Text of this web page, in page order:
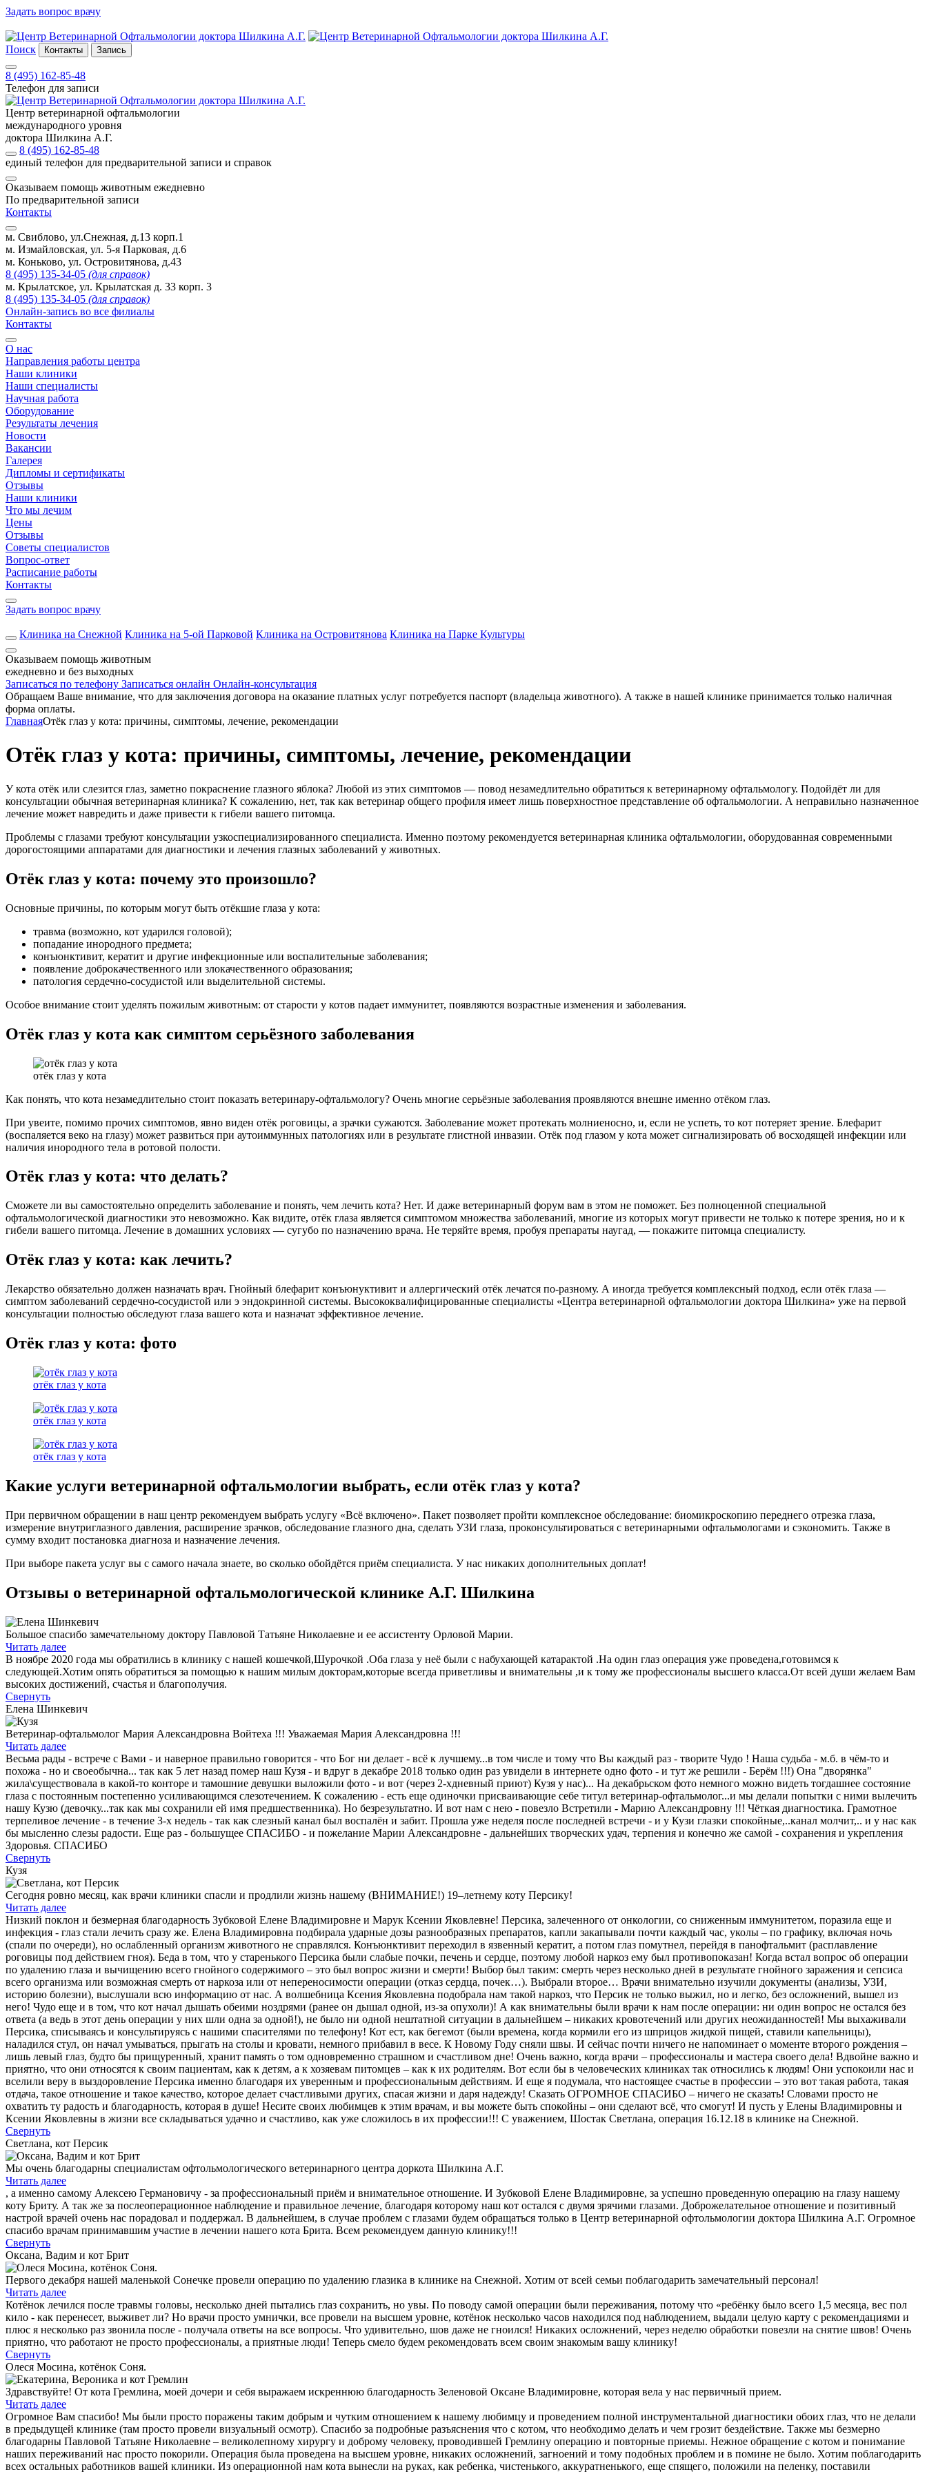
Задать вопрос врачу
Поиск Контакты Запись
8 (495) 162-85-48
Телефон для записи
Центр ветеринарной офтальмологии
международного уровня
доктора Шилкина А.Г.
8 (495) 162-85-48
единый телефон для предварительной записи и справок
Оказываем помощь животным ежедневно
По предварительной записи
Контакты
м. Свиблово, ул.Снежная, д.13 корп.1
м. Измайловская, ул. 5-я Парковая, д.6
м. Коньково, ул. Островитянова, д.43
8 (495) 135-34-05 (для справок)
м. Крылатское, ул. Крылатская д. 33 корп. 3
8 (495) 135-34-05 (для справок)
Онлайн-запись во все филиалы
Контакты
О нас
Направления работы центра
Наши клиники
Наши специалисты
Научная работа
Оборудование
Результаты лечения
Новости
Вакансии
Галерея
Дипломы и сертификаты
Отзывы
Наши клиники
Что мы лечим
Цены
Отзывы
Советы специалистов
Вопрос-ответ
Расписание работы
Контакты
Задать вопрос врачу
Клиника на Снежной Клиника на 5-ой Парковой Клиника на Островитянова Клиника на Парке Культуры
Оказываем помощь животным
ежедневно и без выходных
Записаться по телефону Записаться онлайн Онлайн-консультация
Обращаем Ваше внимание, что для заключения договора на оказание платных услуг потребуется паспорт (владельца животного). А также в нашей клинике принимается только наличная
форма оплаты.
ГлавнаяОтёк глаз у кота: причины, симптомы, лечение, рекомендации
Отёк глаз у кота: причины, симптомы, лечение, рекомендации
У кота отёк или слезится глаз, заметно покраснение глазного яблока? Любой из этих симптомов — повод незамедлительно обратиться к ветеринарному офтальмологу. Подойдёт ли для
консультации обычная ветеринарная клиника? К сожалению, нет, так как ветеринар общего профиля имеет лишь поверхностное представление об офтальмологии. А неправильно назначенное
лечение может навредить и даже привести к гибели вашего питомца.
Проблемы с глазами требуют консультации узкоспециализированного специалиста. Именно поэтому рекомендуется ветеринарная клиника офтальмологии, оборудованная современными
дорогостоящими аппаратами для диагностики и лечения глазных заболеваний у животных.
Отёк глаз у кота: почему это произошло?
Основные причины, по которым могут быть отёкшие глаза у кота:
травма (возможно, кот ударился головой);
попадание инородного предмета;
конъюнктивит, кератит и другие инфекционные или воспалительные заболевания;
появление доброкачественного или злокачественного образования;
патология сердечно-сосудистой или выделительной системы.
Особое внимание стоит уделять пожилым животным: от старости у котов падает иммунитет, появляются возрастные изменения и заболевания.
Отёк глаз у кота как симптом серьёзного заболевания
отёк глаз у кота
Как понять, что кота незамедлительно стоит показать ветеринару-офтальмологу? Очень многие серьёзные заболевания проявляются внешне именно отёком глаз.
При увеите, помимо прочих симптомов, явно виден отёк роговицы, а зрачки сужаются. Заболевание может протекать молниеносно, и, если не успеть, то кот потеряет зрение. Блефарит
(воспаляется веко на глазу) может развиться при аутоиммунных патологиях или в результате глистной инвазии. Отёк под глазом у кота может сигнализировать об восходящей инфекции или
наличия инородного тела в ротовой полости.
Отёк глаз у кота: что делать?
Сможете ли вы самостоятельно определить заболевание и понять, чем лечить кота? Нет. И даже ветеринарный форум вам в этом не поможет. Без полноценной специальной
офтальмологической диагностики это невозможно. Как видите, отёк глаза является симптомом множества заболеваний, многие из которых могут привести не только к потере зрения, но и к
гибели вашего питомца. Лечение в домашних условиях — сугубо по назначению врача. Не теряйте время, пробуя препараты наугад, — покажите питомца специалисту.
Отёк глаз у кота: как лечить?
Лекарство обязательно должен назначать врач. Гнойный блефарит конъюнуктивит и аллергический отёк лечатся по-разному. А иногда требуется комплексный подход, если отёк глаза —
симптом заболеваний сердечно-сосудистой или э эндокринной системы. Высококвалифицированные специалисты «Центра ветеринарной офтальмологии доктора Шилкина» уже на первой
консультации полностью обследуют глаза вашего кота и назначат эффективное лечение.
Отёк глаз у кота: фото
отёк глаз у кота
отёк глаз у кота
отёк глаз у кота
Какие услуги ветеринарной офтальмологии выбрать, если отёк глаз у кота?
При первичном обращении в наш центр рекомендуем выбрать услугу «Всё включено». Пакет позволяет пройти комплексное обследование: биомикроскопию переднего отрезка глаза,
измерение внутриглазного давления, расширение зрачков, обследование глазного дна, сделать УЗИ глаза, проконсультироваться с ветеринарными офтальмологами и сэкономить. Также в
сумму входит постановка диагноза и назначение лечения.
При выборе пакета услуг вы с самого начала знаете, во сколько обойдётся приём специалиста. У нас никаких дополнительных доплат!
Отзывы о ветеринарной офтальмологической клинике А.Г. Шилкина
Большое спасибо замечательному доктору Павловой Татьяне Николаевне и ее ассистенту Орловой Марии.
Читать далее
В ноябре 2020 года мы обратились в клинику с нашей кошечкой,Шурочкой .Оба глаза у неё были с набухающей катарактой .На один глаз операция уже проведена,готовимся к
следующей.Хотим опять обратиться за помощью к нашим милым докторам,которые всегда приветливы и внимательны ,и к тому же профессионалы высшего класса.От всей души желаем Вам
высоких достижений, счастья и благополучия.
Свернуть
Елена Шинкевич
Ветеринар-офтальмолог Мария Александровна Войтеха !!! Уважаемая Мария Александровна !!!
Читать далее
Весьма рады - встрече с Вами - и наверное правильно говорится - что Бог ни делает - всё к лучшему...в том числе и тому что Вы каждый раз - творите Чудо ! Наша судьба - м.б. в чём-то и
похожа - но и своеобычна... так как 5 лет назад помер наш Кузя - и вдруг в декабре 2018 только один раз увидели в интернете одно фото - и тут же решили - Берём !!!) Она "дворянка"
жила\существовала в какой-то конторе и тамошние девушки выложили фото - и вот (через 2-хдневный приют) Кузя у нас)... На декабрьском фото немного можно видеть тогдашнее состояние
глаза с постоянным постепенно усиливающимся слезотечением. К сожалению - есть еще одиночки присваивающие себе титул ветеринар-офтальмолог...и мы делали попытки с ними вылечить
нашу Кузю (девочку...так как мы сохранили ей имя предшественника). Но безрезультатно. И вот нам с нею - повезло Встретили - Марию Александровну !!! Чёткая диагностика. Грамотное
терпеливое лечение - в течение 3-х недель - так как слезный канал был воспалён и забит. Прошла уже неделя после последней встречи - и у Кузи глазки спокойные,..канал молчит,.. и у нас как
бы мысленно слезы радости. Еще раз - большущее СПАСИБО - и пожелание Марии Александровне - дальнейших творческих удач, терпения и конечно же самой - сохранения и укрепления
Здоровья. СПАСИБО
Свернуть
Кузя
Сегодня ровно месяц, как врачи клиники спасли и продлили жизнь нашему (ВНИМАНИЕ!) 19–летнему коту Персику!
Читать далее
Низкий поклон и безмерная благодарность Зубковой Елене Владимировне и Марук Ксении Яковлевне! Персика, залеченного от онкологии, со сниженным иммунитетом, поразила еще и
инфекция - глаз стали лечить сразу же. Елена Владимировна подбирала ударные дозы разнообразных препаратов, капли закапывали почти каждый час, уколы – по графику, включая ночь
(спали по очереди), но ослабленный организм животного не справлялся. Конъюнктивит переходил в язвенный кератит, а потом глаз помутнел, перейдя в панофтальмит (расплавление
роговицы под действием гноя). Беда в том, что у старенького Персика были слабые почки, печень и сердце, поэтому любой наркоз ему был противопоказан! Когда встал вопрос об операции
по удалению глаза и вычищению всего гнойного содержимого – это был вопрос жизни и смерти! Выбор был таким: смерть через несколько дней в результате гнойного заражения и сепсиса
всего организма или возможная смерть от наркоза или от непереносимости операции (отказ сердца, почек…). Выбрали второе… Врачи внимательно изучили документы (анализы, УЗИ,
историю болезни), выслушали всю информацию от нас. А волшебница Ксения Яковлевна подобрала нам такой наркоз, что Персик не только выжил, но и легко, без осложнений, вышел из
него! Чудо еще и в том, что кот начал дышать обеими ноздрями (ранее он дышал одной, из-за опухоли)! А как внимательны были врачи к нам после операции: ни один вопрос не остался без
ответа (а ведь в этот день операции у них шли одна за одной!), не было ни одной нештатной ситуации в дальнейшем – никаких кровотечений или других неожиданностей! Мы выхаживали
Персика, списываясь и консультируясь с нашими спасителями по телефону! Кот ест, как бегемот (были времена, когда кормили его из шприцов жидкой пищей, ставили капельницы),
наладился стул, он начал умываться, прыгать на столы и кровати, немного прибавил в весе. К Новому Году сняли швы. И сейчас почти ничего не напоминает о моменте второго рождения –
лишь левый глаз, будто бы прищуренный, хранит память о том одновременно страшном и счастливом дне! Очень важно, когда врачи – профессионалы и мастера своего дела! Вдвойне важно и
приятно, что они относятся к своим пациентам, как к детям, а к хозяевам питомцев – как к их родителям. Вот если бы в человеческих клиниках так относились к людям! Они успокоили нас и
вселили веру в выздоровление Персика именно благодаря их уверенным и профессиональным действиям. И еще я подумала, что настоящее счастье в профессии – это вот такая работа, такая
отдача, такое отношение и такое качество, которое делает счастливыми других, спасая жизни и даря надежду! Сказать ОГРОМНОЕ СПАСИБО – ничего не сказать! Словами просто не
охватить ту радость и благодарность, которая в душе! Несите своих любимцев к этим врачам, и вы можете быть спокойны – они сделают всё, что смогут! И пусть у Елены Владимировны и
Ксении Яковлевны в жизни все складываться удачно и счастливо, как уже сложилось в их профессии!!! С уважением, Шостак Светлана, операция 16.12.18 в клинике на Снежной.
Свернуть
Светлана, кот Персик
Мы очень благодарны специалистам офтольмологического ветеринарного центра доркота Шилкина А.Г.
Читать далее
, а именно самому Алексею Германовичу - за профессиональный приём и внимательное отношение. И Зубковой Елене Владимировне, за успешно проведенную операцию на глазу нашему
коту Бриту. А так же за послеоперационное наблюдение и правильное лечение, благодаря которому наш кот остался с двумя зрячими глазами. Доброжелательное отношение и позитивный
настрой врачей очень нас порадовал и поддержал. В дальнейшем, в случае проблем с глазами будем обращаться только в Центр ветеринарной офтольмологии доктора Шилкина А.Г. Огромное
спасибо врачам принимавшим участие в лечении нашего кота Брита. Всем рекомендуем данную клинику!!!
Свернуть
Оксана, Вадим и кот Брит
Первого декабря нашей маленькой Сонечке провели операцию по удалению глазика в клинике на Снежной. Хотим от всей семьи поблагодарить замечательный персонал!
Читать далее
Котёнок лечился после травмы головы, несколько дней пытались глаз сохранить, но увы. По поводу самой операции были переживания, потому что «ребёнку было всего 1,5 месяца, вес пол
кило - как перенесет, выживет ли? Но врачи просто умнички, все провели на высшем уровне, котёнок несколько часов находился под наблюдением, выдали целую карту с рекомендациями и
плюс я несколько раз звонила после - получала ответы на все вопросы. Что удивительно, шов даже не гноился! Никаких осложнений, через неделю обработки повезли на снятие швов! Очень
приятно, что работают не просто профессионалы, а приятные люди! Теперь смело будем рекомендовать всем своим знакомым вашу клинику!
Свернуть
Олеся Мосина, котёнок Соня.
Здравствуйте! От кота Гремлина, моей дочери и себя выражаем искреннюю благодарность Зеленовой Оксане Владимировне, которая вела у нас первичный прием.
Читать далее
Огромное Вам спасибо! Мы были просто поражены таким добрым и чутким отношением к нашему любимцу и проведением полной инструментальной диагностики обоих глаз, что не делали
в предыдущей клинике (там просто провели визуальный осмотр). Спасибо за подробные разъяснения что с котом, что необходимо делать и чем грозит бездействие. Также мы безмерно
благодарны Павловой Татьяне Николаевне – великолепному хирургу и доброму человеку, проводившей Гремлину операцию и повторные приемы. Нежное обращение с котом и понимание
наших переживаний нас просто покорили. Операция была проведена на высшем уровне, никаких осложнений, загноений и тому подобных проблем и в помине не было. Хотим поблагодарить
всех остальных работников вашей клиники. Из операционной нам кота вынесли на руках, как ребенка, чистенького, аккуратненького, еще спящего, положили на пеленку, поставили